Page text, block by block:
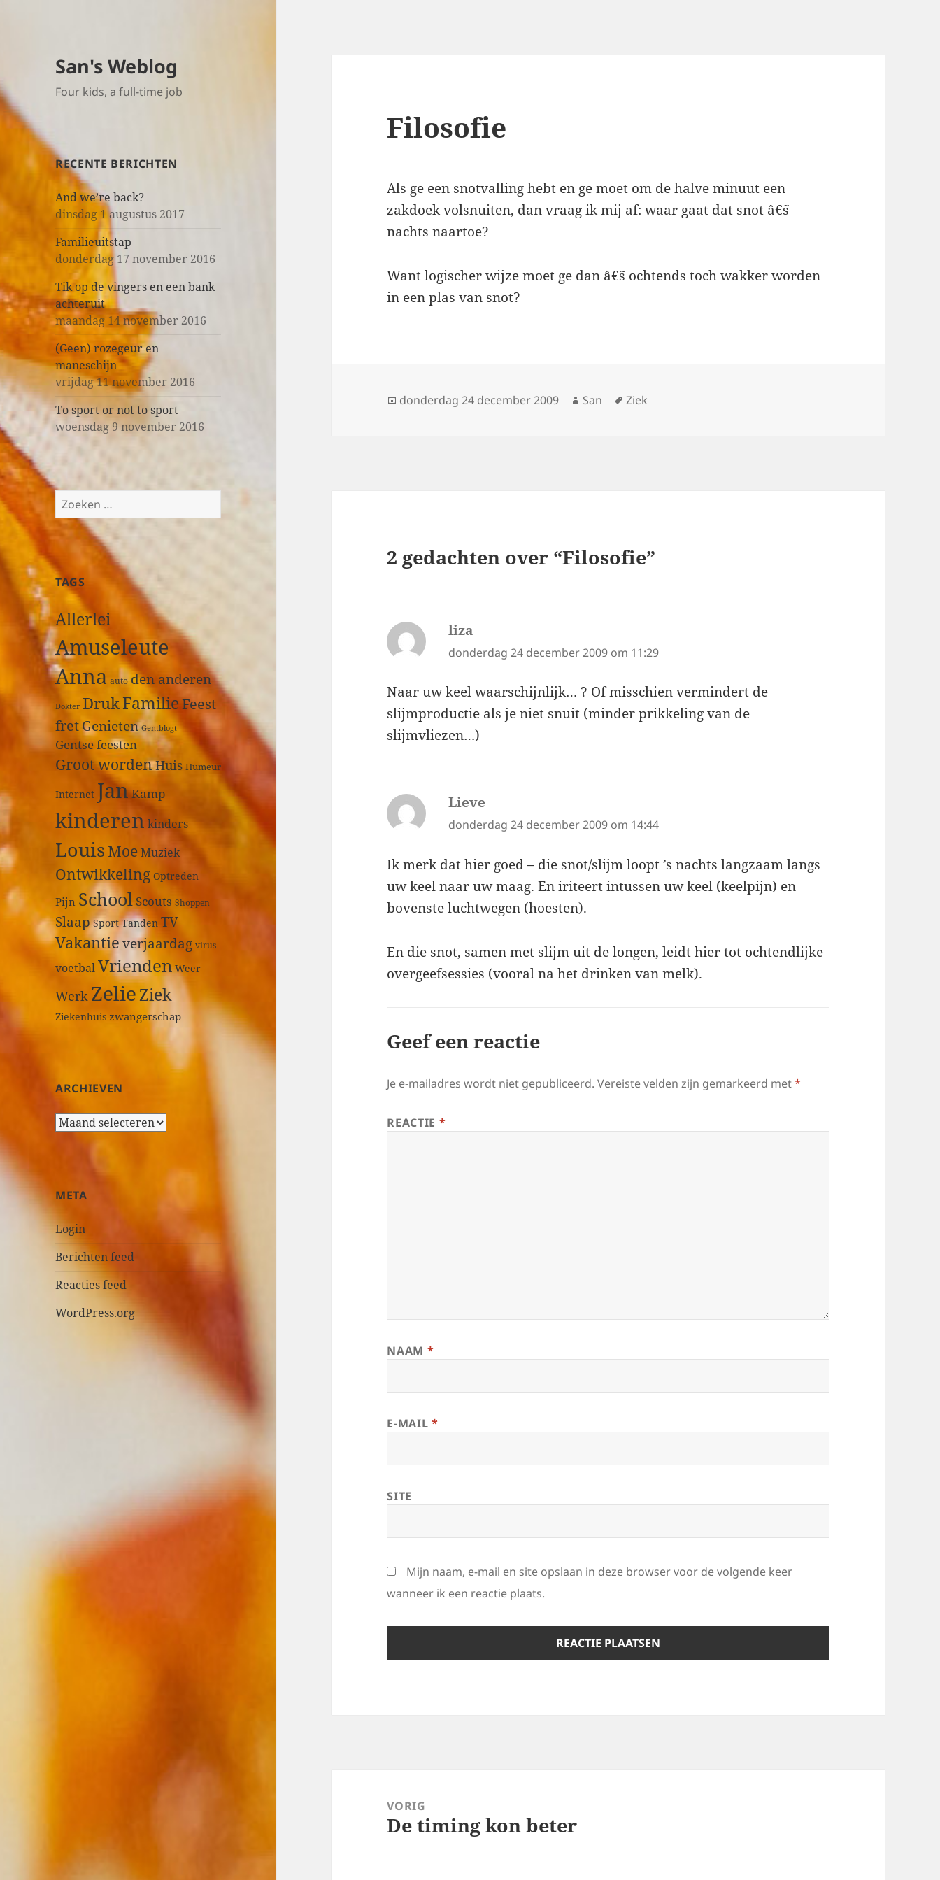
San's Weblog
Four kids, a full-time job
RECENTE BERICHTEN
And we’re back?
dinsdag 1 augustus 2017
Familieuitstap
donderdag 17 november 2016
Tik op de vingers en een bank
achteruit
maandag 14 november 2016
(Geen) rozegeur en
maneschijn
vrijdag 11 november 2016
To sport or not to sport
woensdag 9 november 2016
Z
o
k
e
n
a
a
r
:
TAGS
Allerlei
Amuseleute
Anna auto den anderen
Dokter DrukFamilieFeest
fretGenieten Gentblogt
Gentse feesten
Groot wordenHuis Humeur
Internet JanKamp
kinderen kinders
LouisMoeMuziek
Ontwikkeling Optreden
Pijn School Scouts Shoppen
Slaap Sport Tanden TV
Vakantie verjaardag virus
voetbalVrienden Weer
Werk ZelieZiek
Ziekenhuis zwangerschap
ARCHIEVEN
A
i
v
n
META
Login
Berichten feed
Reacties feed
WordPress.org
Filosofie
Als ge een snotvalling hebt en ge moet om de halve minuut een
zakdoek volsnuiten, dan vraag ik mij af: waar gaat dat snot â€˜s
nachts naartoe?
Want logischer wijze moet ge dan â€˜s ochtends toch wakker worden
in een plas van snot?
Geplaatst
donderdag 24 december 2009 Auteur
San Tags
Ziek
2 gedachten over “Filosofie”
liza
donderdag 24 december 2009 om 11:29
Naar uw keel waarschijnlijk… ? Of misschien vermindert de
slijmproductie als je niet snuit (minder prikkeling van de
slijmvliezen…)
Lieve
donderdag 24 december 2009 om 14:44
Ik merk dat hier goed – die snot/slijm loopt ’s nachts langzaam langs
uw keel naar uw maag. En iriteert intussen uw keel (keelpijn) en
bovenste luchtwegen (hoesten).
En die snot, samen met slijm uit de longen, leidt hier tot ochtendlijke
overgeefsessies (vooral na het drinken van melk).
Geef een reactie
Je e-mailadres wordt niet gepubliceerd. Vereiste velden zijn gemarkeerd met*
REACTIE *
NAAM *
E-MAIL *
SITE
Mijn naam, e-mail en site opslaan in deze browser voor de volgende keer
wanneer ik een reactie plaats.
navigatieVORIG
Vorig
De timing kon beter